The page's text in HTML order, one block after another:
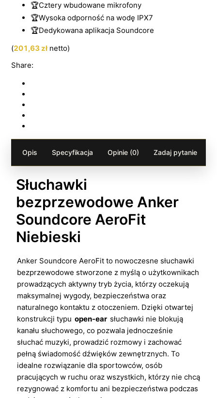
🏆Cztery wbudowane mikrofony
🏆Wysoka odporność na wodę IPX7
🏆Dedykowana aplikacja Soundcore
(201,63złnetto)
Share:
Opis Specyfikacja Opinie (0) Zadaj pytanie
Słuchawki
bezprzewodowe Anker
Soundcore AeroFit
Niebieski
Anker Soundcore AeroFit to nowoczesne słuchawki
bezprzewodowe stworzone z myślą o użytkownikach
prowadzących aktywny tryb życia, którzy oczekują
maksymalnej wygody, bezpieczeństwa oraz
naturalnego kontaktu z otoczeniem. Dzięki otwartej
konstrukcji typu open-ear słuchawki nie blokują
kanału słuchowego, co pozwala jednocześnie
słuchać muzyki, prowadzić rozmowy i zachować
pełną świadomość dźwięków zewnętrznych. To
idealne rozwiązanie dla sportowców, osób
pracujących w ruchu oraz wszystkich, którzy nie chcą
rezygnować z komfortu ani bezpieczeństwa podczas